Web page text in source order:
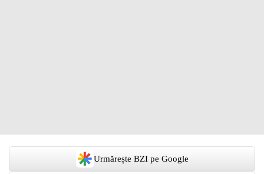
Urmărește BZI pe Google